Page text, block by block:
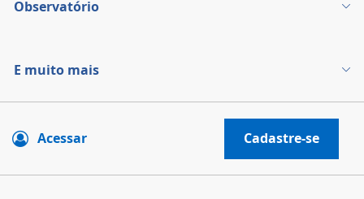
Observatório
E muito mais
Acessar Cadastre-se